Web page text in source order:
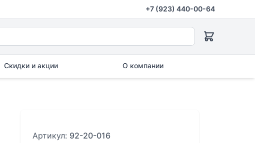
+7 (923) 440-00-64
Скидки и акции О компании
Артикул: 92-20-016